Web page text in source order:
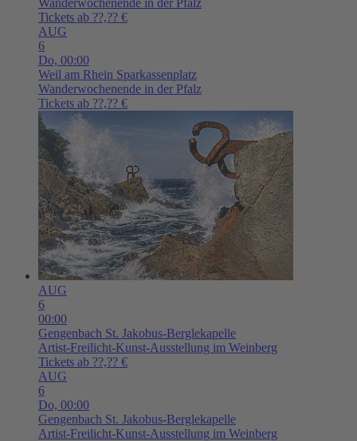
Tickets ab ??,?? €
AUG
6
Do, 00:00
Weil am Rhein Sparkassenplatz
Wanderwochenende in der Pfalz
Tickets ab ??,?? €
AUG
6
00:00
Gengenbach St. Jakobus-Berglekapelle
Artist-Freilicht-Kunst-Ausstellung im Weinberg
Tickets ab ??,?? €
AUG
6
Do, 00:00
Gengenbach St. Jakobus-Berglekapelle
Artist-Freilicht-Kunst-Ausstellung im Weinberg